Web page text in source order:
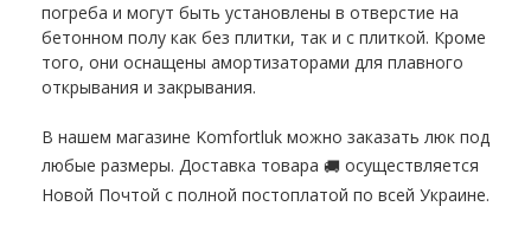
погреба и могут быть установлены в отверстие на
бетонном полу как без плитки, так и с плиткой. Кроме
того, они оснащены амортизаторами для плавного
открывания и закрывания.
В нашем магазине Komfortluk можно заказать люк под
любые размеры. Доставка товара 🚚 осуществляется
Новой Почтой с полной постоплатой по всей Украине.